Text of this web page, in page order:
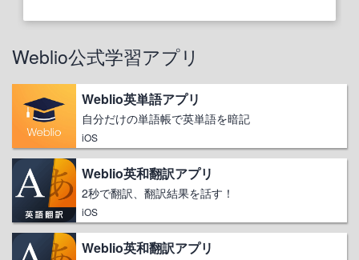
Weblio公式学習アプリ
Weblio英単語アプリ
自分だけの単語帳で英単語を暗記
iOS
Weblio英和翻訳アプリ
2秒で翻訳、翻訳結果を話す！
iOS
Weblio英和翻訳アプリ